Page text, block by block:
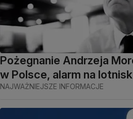
Pożegnanie Andrzeja
w Polsce, alarm na
NAJWAŻNIEJSZE INFORMACJE